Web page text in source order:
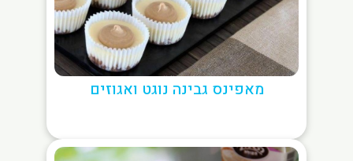
מאפינס גבינה נוגט ואגוזים